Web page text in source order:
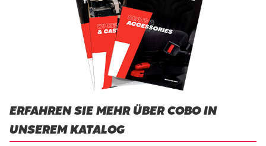
ERFAHREN SIE MEHR ÜBER COBO IN
UNSEREM KATALOG